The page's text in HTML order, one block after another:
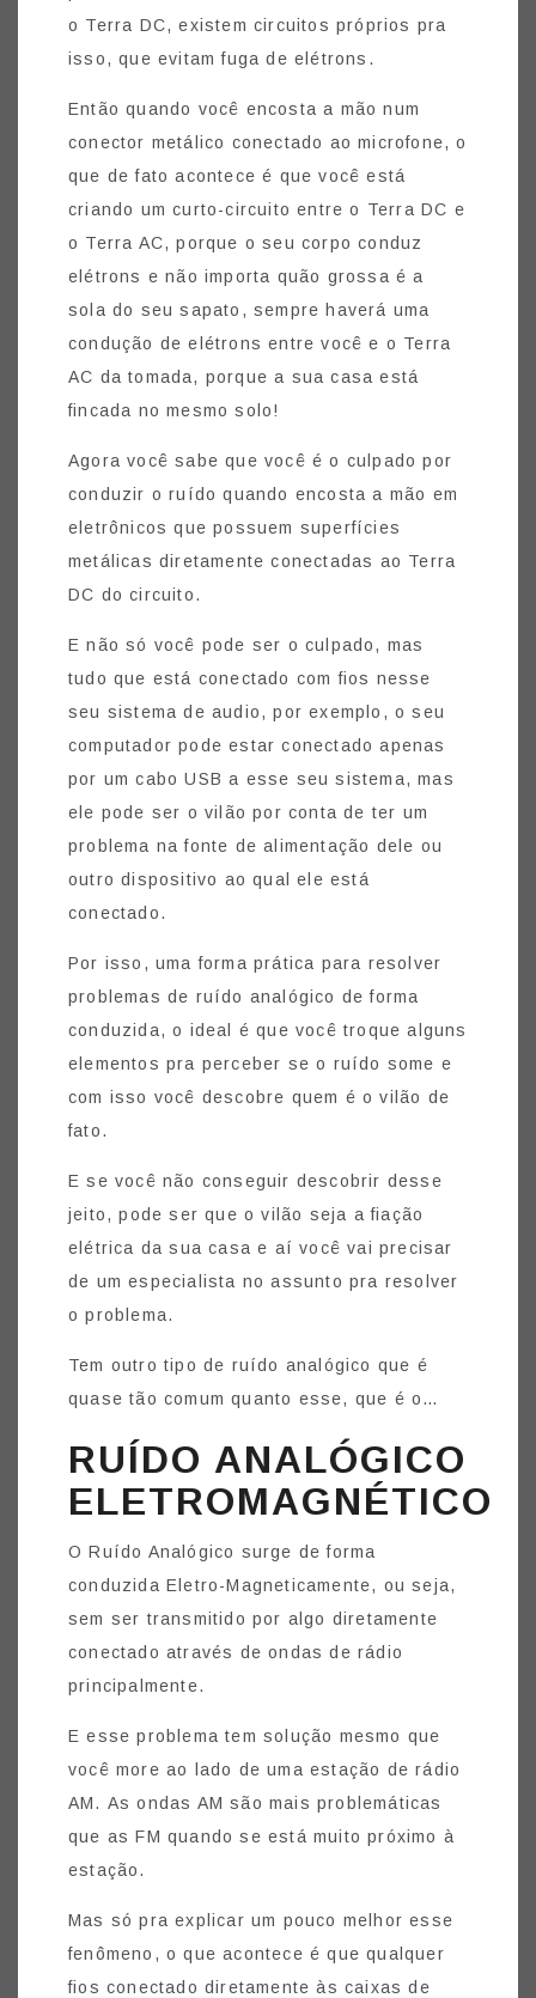
o Terra DC, existem circuitos próprios pra
isso, que evitam fuga de elétrons.
Então quando você encosta a mão num
conector metálico conectado ao microfone, o
que de fato acontece é que você está
criando um curto-circuito entre o Terra DC e
o Terra AC, porque o seu corpo conduz
elétrons e não importa quão grossa é a
sola do seu sapato, sempre haverá uma
condução de elétrons entre você e o Terra
AC da tomada, porque a sua casa está
fincada no mesmo solo!
Agora você sabe que você é o culpado por
conduzir o ruído quando encosta a mão em
eletrônicos que possuem superfícies
metálicas diretamente conectadas ao Terra
DC do circuito.
E não só você pode ser o culpado, mas
tudo que está conectado com fios nesse
seu sistema de audio, por exemplo, o seu
computador pode estar conectado apenas
por um cabo USB a esse seu sistema, mas
ele pode ser o vilão por conta de ter um
problema na fonte de alimentação dele ou
outro dispositivo ao qual ele está
conectado.
Por isso, uma forma prática para resolver
problemas de ruído analógico de forma
conduzida, o ideal é que você troque alguns
elementos pra perceber se o ruído some e
com isso você descobre quem é o vilão de
fato.
E se você não conseguir descobrir desse
jeito, pode ser que o vilão seja a fiação
elétrica da sua casa e aí você vai precisar
de um especialista no assunto pra resolver
o problema.
Tem outro tipo de ruído analógico que é
quase tão comum quanto esse, que é o…
RUÍDO ANALÓGICO
ELETROMAGNÉTICO
O Ruído Analógico surge de forma
conduzida Eletro-Magneticamente, ou seja,
sem ser transmitido por algo diretamente
conectado através de ondas de rádio
principalmente.
E esse problema tem solução mesmo que
você more ao lado de uma estação de rádio
AM. As ondas AM são mais problemáticas
que as FM quando se está muito próximo à
estação.
Mas só pra explicar um pouco melhor esse
fenômeno, o que acontece é que qualquer
fios conectado diretamente às caixas de